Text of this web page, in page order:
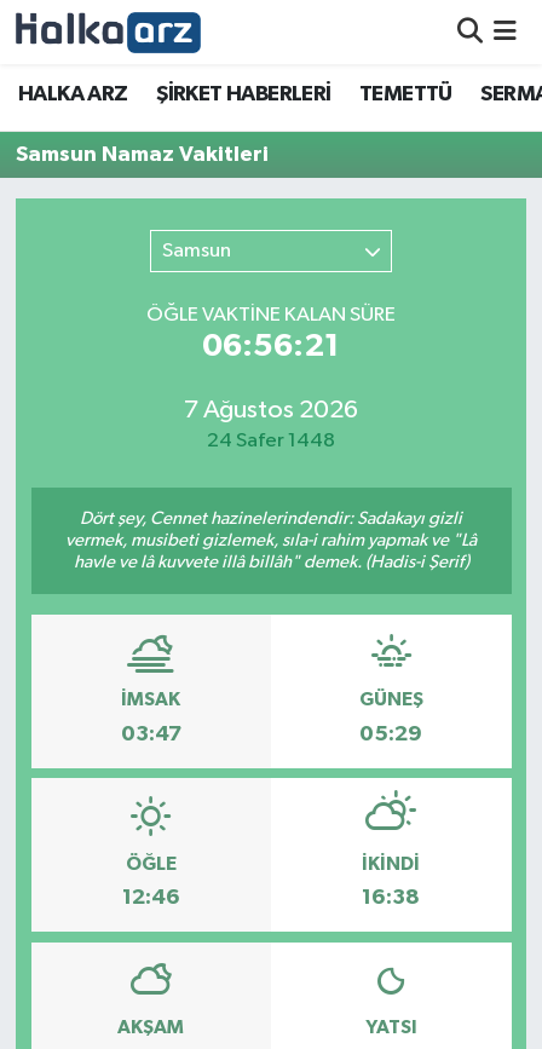
HALKA ARZ ŞİRKET HABERLERİ TEMETTÜ
Samsun Namaz Vakitleri
Samsun
ÖĞLE VAKTİNE KALAN SÜRE
06:56:21
7 Ağustos 2026
24 Safer 1448
Dört şey, Cennet hazinelerindendir: Sadakayı gizli
vermek, musibeti gizlemek, sıla-i rahim yapmak ve "Lâ
havle ve lâ kuvvete illâ billâh" demek. (Hadis-i Şerif)
İMSAK
03:47
GÜNEŞ
05:29
ÖĞLE
12:46
İKINDI
16:38
AKŞAM YATSI
HALKA ARZ
SERMAYE ARTIRIMI
TEMETTÜ